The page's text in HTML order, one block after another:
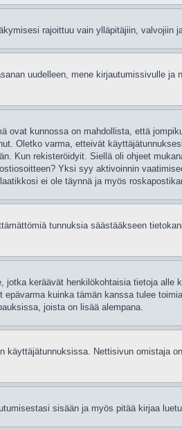
rajoittuu vain ylläpitäjiin, valvojiin
uudelleen, mene kirjautumissivulle ja
kunnossa on mahdollista, että
Oletko varma, etteivät
Kun rekisteröidyit. Siellä oli ohjeet
Yksi syy aktivoinnin
ei ole täynnä ja myös
tunnuksia säästääkseen
keräävät henkilökohtaisia tietoja alle
kuinka tämän kanssa tulee
joista on lisää alempana.
Nettisivun omistaja
sisään ja myös pitää kirjaa